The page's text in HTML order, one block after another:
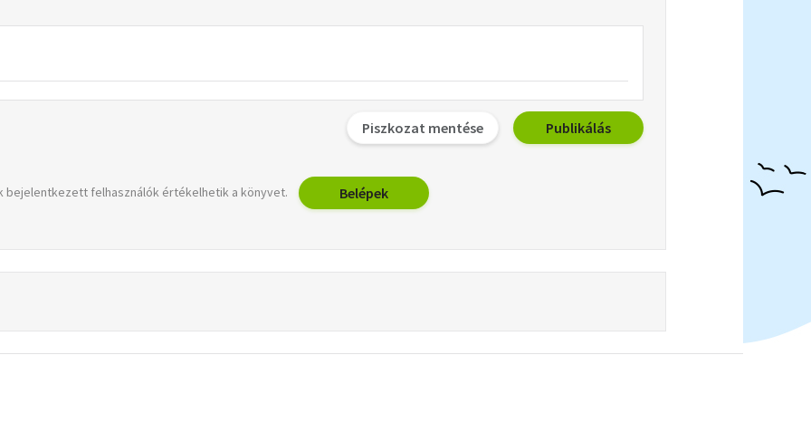
Piszkozat mentése Publikálás
bejelentkezett felhasználók értékelhetik a könyvet. Belépek